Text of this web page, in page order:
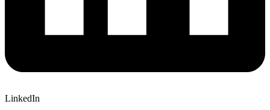
LinkedIn